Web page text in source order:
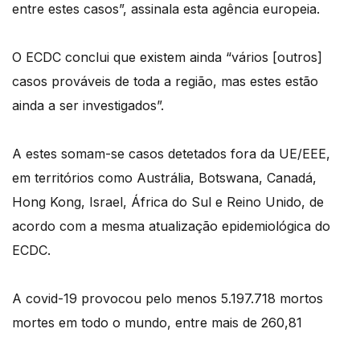
entre estes casos”, assinala esta agência europeia.
O ECDC conclui que existem ainda “vários [outros]
casos prováveis de toda a região, mas estes estão
ainda a ser investigados”.
A estes somam-se casos detetados fora da UE/EEE,
em territórios como Austrália, Botswana, Canadá,
Hong Kong, Israel, África do Sul e Reino Unido, de
acordo com a mesma atualização epidemiológica do
ECDC.
A covid-19 provocou pelo menos 5.197.718 mortos
mortes em todo o mundo, entre mais de 260,81